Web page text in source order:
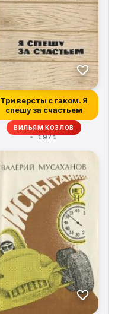
Три версты с гаком. Я
спешу за счастьем
ВИЛЬЯМ КОЗЛОВ
1971